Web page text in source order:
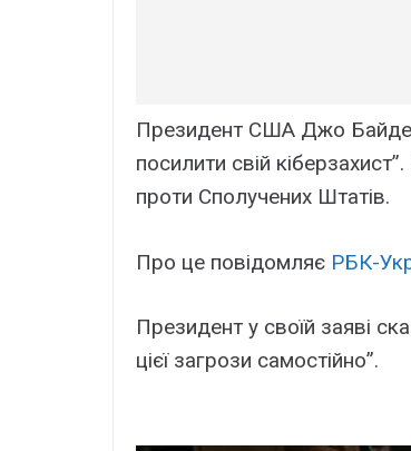
Президент США Джо Байден
посилити свій
проти Сполучених Штатів.
Про це повідомляє РБК-
Президент у своїй заяві
цієї загрози самостійно”.